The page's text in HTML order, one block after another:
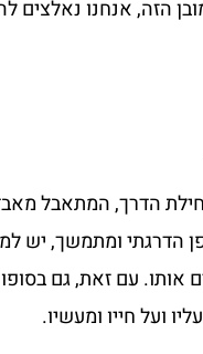
הזה, אנחנו נאלצים
הדרך, המתאבל
הדרגתי ומתמשך, יש
אותו. עם זאת, גם
ועל חייו ומעשיו.